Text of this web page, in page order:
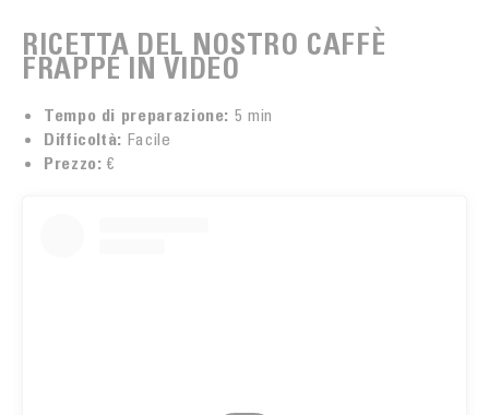
RICETTA DEL NOSTRO CAFFÈ
FRAPPÉ IN VIDEO
Tempo di preparazione: 5 min
Difficoltà: Facile
Prezzo:€